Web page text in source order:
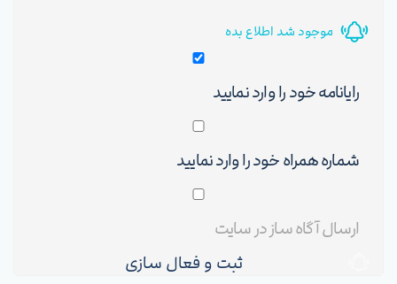
موجود شد اطلاع بده
ثبت و فعال سازی